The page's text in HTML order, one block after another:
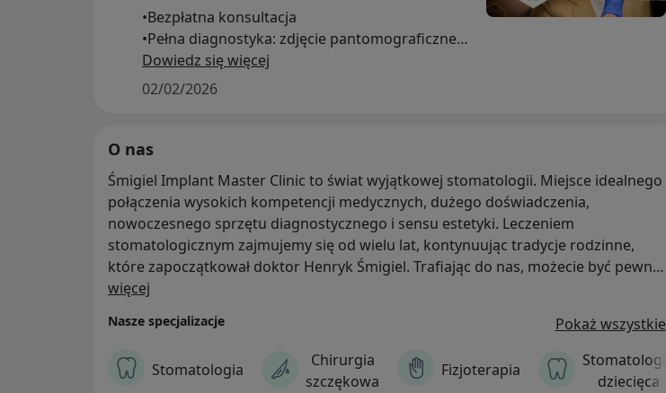
•Bezpłatna konsultacja
•Pełna diagnostyka: zdjęcie pantomograficzne
lub RTG cefalometryczne zgodnie z zaleceniami
lekarza.
• Personalizowane rozwiązania: nowoczesne
potrzeb.
• Dyskretna skuteczność: leczenie alignerami
jest niemal niewidoczne.
• Voucher 1000 zł: otrzymasz bon, jeśli
zdecydujesz się na leczenie w ciągu 7 dni od
wizyty.
Dowiedz się więcej
02/02/2026
O nas
Śmigiel Implant Master Clinic to świat wyjątkowej stomatologii. Miejsce idealnego
połączenia wysokich kompetencji medycznych, dużego doświadczenia,
nowoczesnego sprzętu diagnostycznego i sensu estetyki. Leczeniem
stomatologicznym zajmujemy się od wielu lat, kontynuując tradycje rodzinne,
które zapoczątkował doktor Henryk Śmigiel. Trafiając do nas, możecie być pewni,
że problem, z jakim się do nas zwracacie, bez względu na to, czy jest on natury
więcej
Nasze specjalizacje Pokaż wszystkie
Stomatologia
Chirurgia
szczękowa
Fizjoterapia
Stomatologia
dziecięca